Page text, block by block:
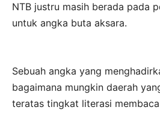
NTB justru masih berada pada
untuk angka buta aksara.
Sebuah angka yang
bagaimana mungkin daerah
teratas tingkat literasi